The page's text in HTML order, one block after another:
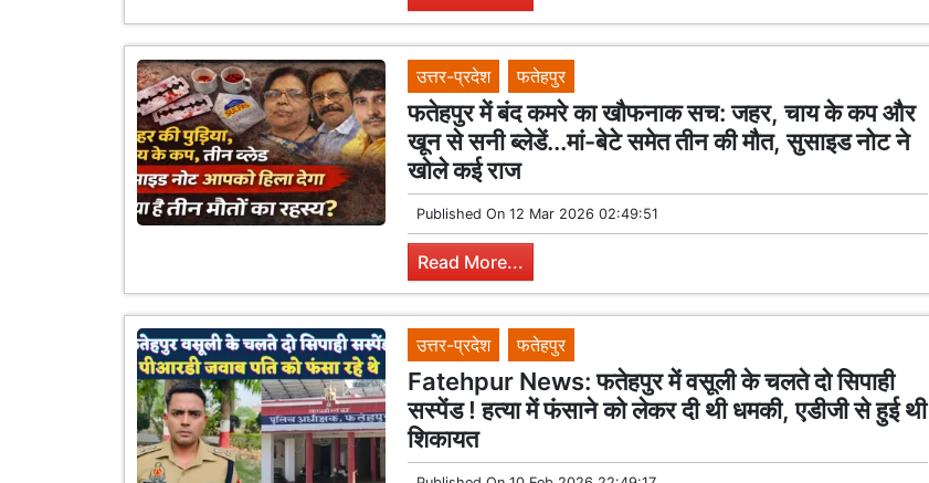
उत्तर-प्रदेश फतेहपुर
फतेहपुर में बंद कमरे का खौफनाक सच: जहर, चाय के कप और
खून से सनी ब्लेडें...मां-बेटे समेत तीन की मौत, सुसाइड नोट ने
खोले कई राज
Published On 12 Mar 2026 02:49:51
Read More...
उत्तर-प्रदेश फतेहपुर
Fatehpur News: फतेहपुर में वसूली के चलते दो सिपाही
सस्पेंड ! हत्या में फंसाने को लेकर दी थी धमकी, एडीजी से हुई थी
शिकायत